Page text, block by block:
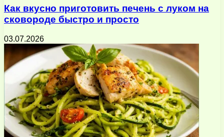
Как вкусно приготовить печень с луком на
сковороде быстро и просто
03.07.2026